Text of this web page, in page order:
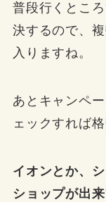
普段行くとこ
決するので、
入りますね。
あとキャンペ
ェックすれば
イオンとか、
ショップが出